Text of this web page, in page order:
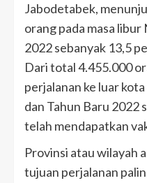
Jabodetabek,
orang pada masa
2022 sebanyak 13,5
Dari total 4.455.000
perjalanan ke luar
dan Tahun Baru 2022
telah mendapatkan
Provinsi atau wilayah
tujuan perjalanan